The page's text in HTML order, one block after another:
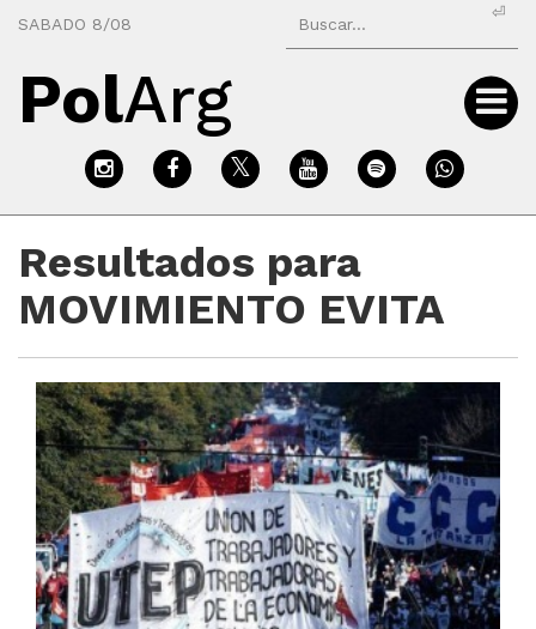
SABADO 8/08
⏎
PolArg
Resultados para
MOVIMIENTO EVITA